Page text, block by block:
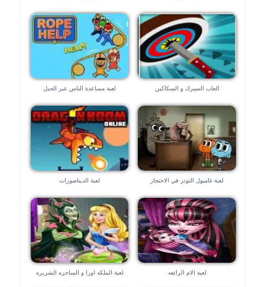
العاب السيرك و السكاكين لعبة مساعدة الناس عبر الحبل
لعبة غامبول التوتر في الاحتجاز لعبة الديناصورات
لعبة الام الرائعه لعبة الملكه اورا و الساحره الشريره